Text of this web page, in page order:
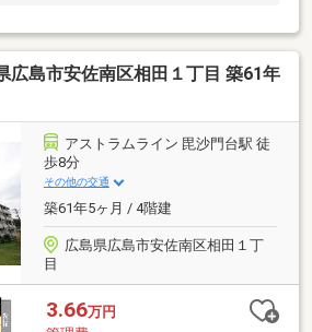
広島市安佐南区相田１丁目 築61年
アストラムライン 毘沙門台駅 徒
歩8分
その他の交通
築61年5ヶ月 / 4階建
広島県広島市安佐南区相田１丁
目
3.66万円